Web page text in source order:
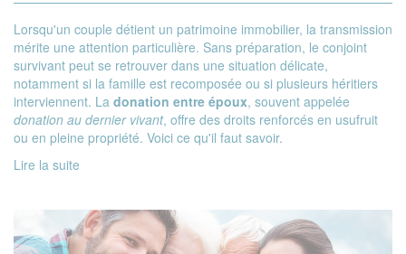
Lorsqu'un couple détient un patrimoine immobilier, la transmission
mérite une attention particulière. Sans préparation, le conjoint
survivant peut se retrouver dans une situation délicate,
notamment si la famille est recomposée ou si plusieurs héritiers
interviennent. La donation entre époux, souvent appelée
donation au dernier vivant, offre des droits renforcés en usufruit
ou en pleine propriété. Voici ce qu'il faut savoir.
Lire la suite